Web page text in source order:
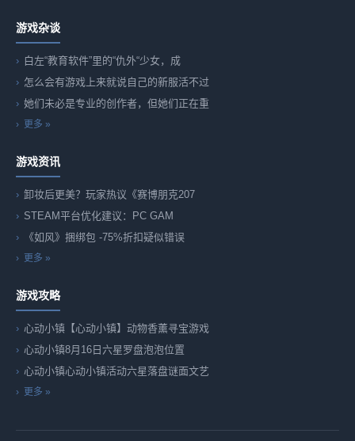
游戏杂谈
白左“教育软件”里的“仇外“少女，成
怎么会有游戏上来就说自己的新服活不过
她们未必是专业的创作者，但她们正在重
更多 »
游戏资讯
卸妆后更美？玩家热议《赛博朋克207
STEAM平台优化建议：PC GAM
《如风》捆绑包 -75%折扣疑似错误
更多 »
游戏攻略
心动小镇【心动小镇】动物香薰寻宝游戏
心动小镇8月16日六星罗盘泡泡位置
心动小镇心动小镇活动六星落盘谜面文艺
更多 »